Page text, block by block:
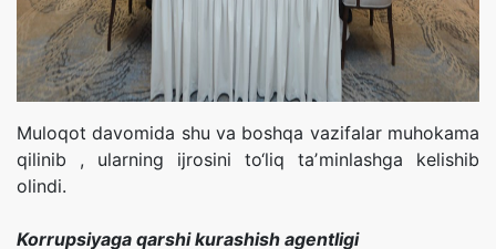
Muloqot davomida shu va boshqa vazifalar muhokama
qilinib , ularning ijrosini to‘liq taʼminlashga kelishib
olindi.
Korrupsiyaga qarshi kurashish agentligi